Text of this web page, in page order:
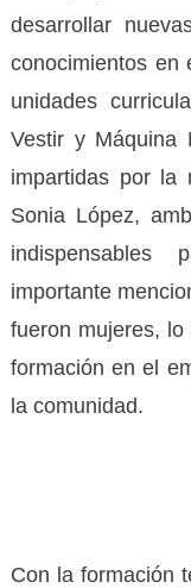
desarrollar
conocimientos en
unidades
Vestir y Máquina
impartidas por la
Sonia López,
importante
fueron mujeres,
formación en el
la comunidad.
Con la formación